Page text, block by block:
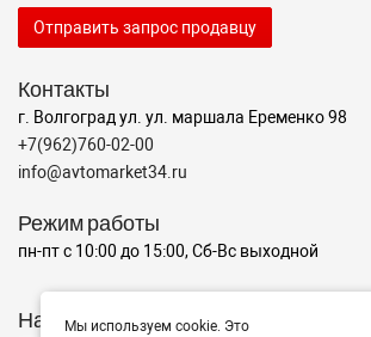
Отправить запрос продавцу
Контакты
г. Волгоград ул. ул. маршала Еременко 98
+7(962)760-02-00
info@avtomarket34.ru
Режим работы
пн-пт с 10:00 до 15:00, Сб-Вс выходной
Наш рейтинг на Яндексе
Мы используем cookie. Это